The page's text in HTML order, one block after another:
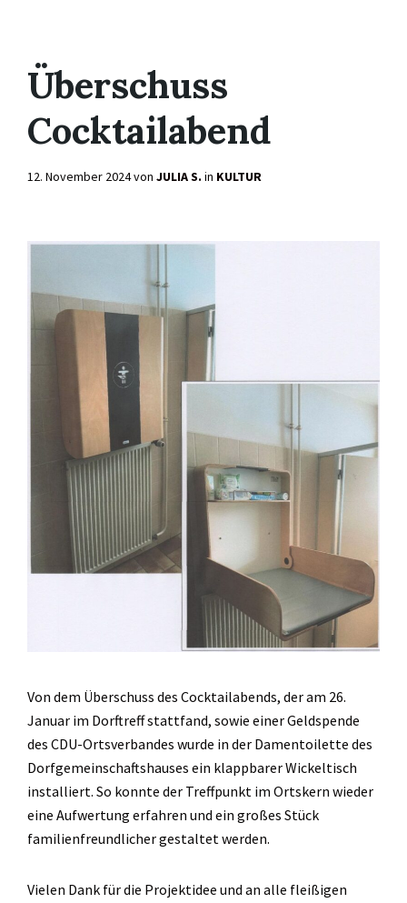
Überschuss
Cocktailabend
12. November 2024von JULIA S. in KULTUR
Von dem Überschuss des Cocktailabends, der am 26.
Januar im Dorftreff stattfand, sowie einer Geldspende
des CDU-Ortsverbandes wurde in der Damentoilette des
Dorfgemeinschaftshauses ein klappbarer Wickeltisch
installiert. So konnte der Treffpunkt im Ortskern wieder
eine Aufwertung erfahren und ein großes Stück
familienfreundlicher gestaltet werden.
Vielen Dank für die Projektidee und an alle fleißigen